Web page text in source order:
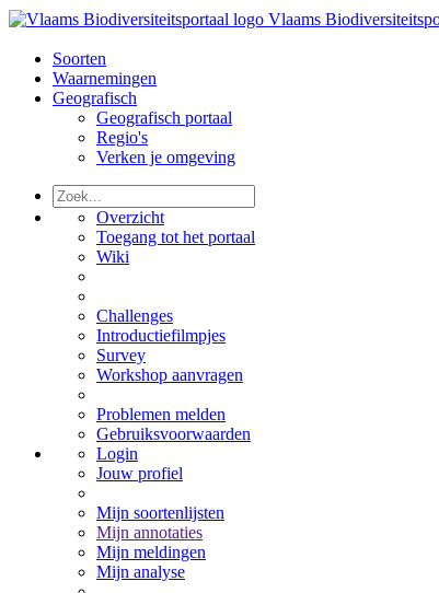
Vlaams
Soorten
Waarnemingen
Geografisch
Geografisch portaal
Regio's
Verken je omgeving
Overzicht
Toegang tot het portaal
Wiki
Challenges
Introductiefilmpjes
Survey
Workshop aanvragen
Problemen melden
Gebruiksvoorwaarden
Login
Jouw profiel
Mijn soortenlijsten
Mijn annotaties
Mijn meldingen
Mijn analyse